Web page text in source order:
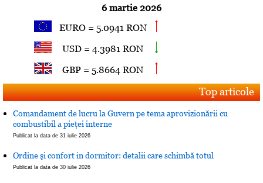
6 martie 2026
EURO = 5.0941 RON
USD = 4.3981 RON
GBP = 5.8664 RON
Top articole
Comandament de lucru la Guvern pe tema aprovizionării cu
combustibil a pieţei interne
Publicat la data de 31 iulie 2026
Ordine şi confort in dormitor: detalii care schimbă totul
Publicat la data de 30 iulie 2026